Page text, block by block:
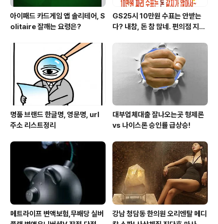
아이패드 카드게임 앱 솔리테어, S
olitaire 잘깨는 요령은?
GS25시 10만원 수표는 안받는
다? 내참, 돈 참 많네. 편의점 지에
명품 브랜드 한글명, 영문명, url
주소 리스트정리
대부업체대출 잘나오는곳 형제론
vs 나이스론 승인률 급상승!
메트라이프 변액보험,무배당 실버
강남 청담동 한의원 오리엔탈 메디